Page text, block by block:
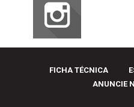
FICHA TÉCNICA
ANUNCIE